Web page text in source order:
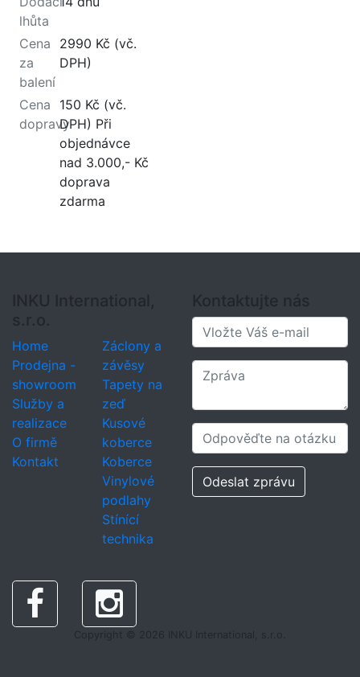
lhůta
Cena
za
balení
2990 Kč (vč.
DPH)
Cena
dopravy
150 Kč (vč.
DPH) Při
objednávce
nad 3.000,- Kč
doprava
zdarma
INKU International,
s.r.o.
Home
Prodejna -
showroom
Služby a
realizace
O firmě
Kontakt
Záclony a
závěsy
Tapety na
zeď
Kusové
koberce
Koberce
Vinylové
podlahy
Stínící
technika
Kontaktujte nás
Odeslat zprávu
Copyright © 2026 INKU International, s.r.o.